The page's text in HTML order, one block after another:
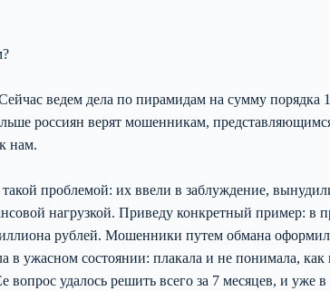
ведем дела по пирамидам на сумму порядка
россиян верят мошенникам,
нам.
проблемой: их ввели в заблуждение,
нагрузкой. Приведу конкретный пример: в
рублей. Мошенники путем обмана
ужасном состоянии: плакала и не понимала, как
удалось решить всего за 7 месяцев, и уже в